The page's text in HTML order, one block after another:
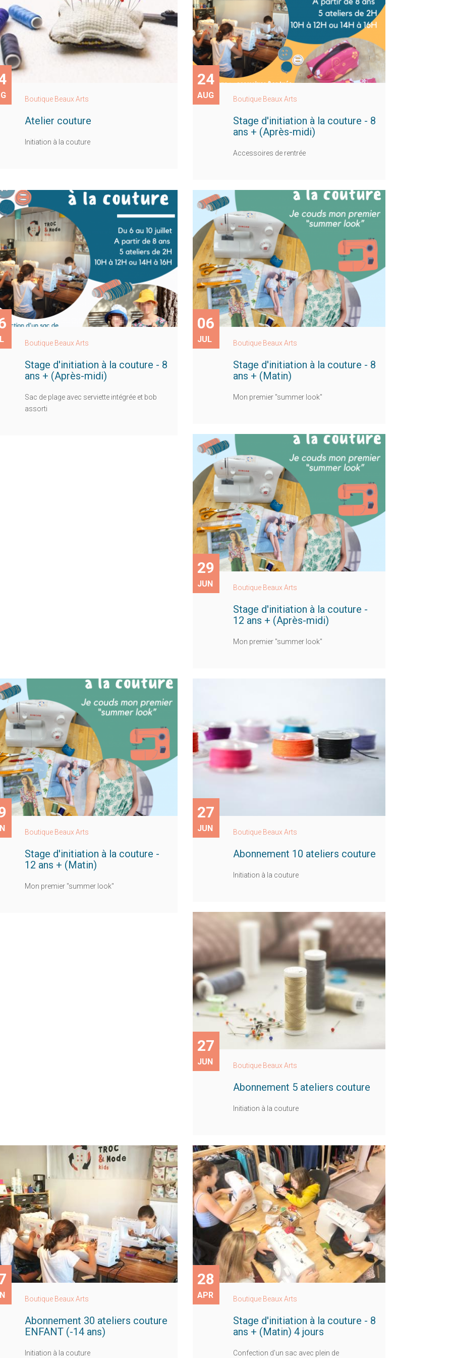
Boutique Beaux Arts
Atelier couture
Initiation à la couture
24
AUG Boutique Beaux Arts
Stage d'initiation à la couture - 8
ans + (Après-midi)
Accessoires de rentrée
Boutique Beaux Arts
Stage d'initiation à la couture - 8
ans + (Après-midi)
Sac de plage avec serviette intégrée et bob
assorti
06
JUL Boutique Beaux Arts
Stage d'initiation à la couture - 8
ans + (Matin)
Mon premier "summer look"
29
JUN Boutique Beaux Arts
Stage d'initiation à la couture -
12 ans + (Après-midi)
Mon premier "summer look"
Boutique Beaux Arts
Stage d'initiation à la couture -
12 ans + (Matin)
Mon premier "summer look"
27
JUN Boutique Beaux Arts
Abonnement 10 ateliers couture
Initiation à la couture
27
JUN Boutique Beaux Arts
Abonnement 5 ateliers couture
Initiation à la couture
Boutique Beaux Arts
Abonnement 30 ateliers couture
ENFANT (-14 ans)
Initiation à la couture
28
APR Boutique Beaux Arts
Stage d'initiation à la couture - 8
ans + (Matin) 4 jours
Confection d'un sac avec plein de